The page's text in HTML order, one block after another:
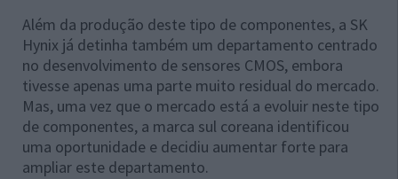
Além da produção deste tipo de componentes, a SK
Hynix já detinha também um departamento centrado
no desenvolvimento de sensores CMOS, embora
tivesse apenas uma parte muito residual do mercado.
Mas, uma vez que o mercado está a evoluir neste tipo
de componentes, a marca sul coreana identificou
uma oportunidade e decidiu aumentar forte para
ampliar este departamento.